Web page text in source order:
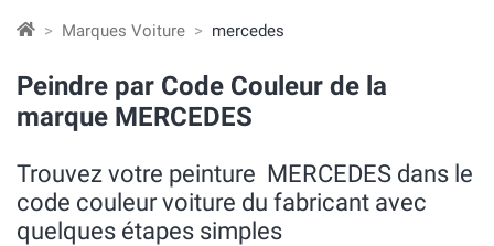
Marques Voiture mercedes
Peindre par Code Couleur de la
marque MERCEDES
Trouvez votre peinture MERCEDES dans le
code couleur voiture du fabricant avec
quelques étapes simples